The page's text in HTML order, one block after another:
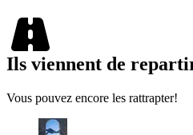
Ils viennent de
Vous pouvez encore les rattrapter!